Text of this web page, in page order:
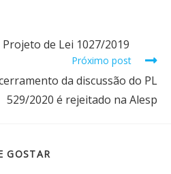
de Lei 1027/2019
Próximo post
da discussão do PL
529/2020 é rejeitado na Alesp
GOSTAR